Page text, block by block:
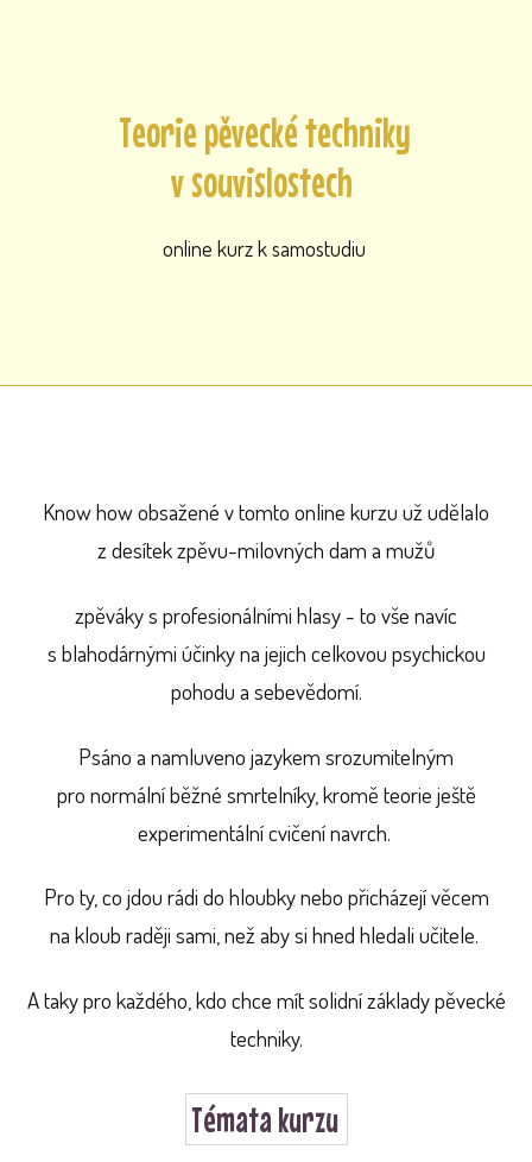
Teorie pěvecké techniky
v souvislostech
online kurz k samostudiu
Know how obsažené v tomto online kurzu už udělalo
z desítek zpěvu-milovných dam a mužů
zpěváky s profesionálními hlasy - to vše navíc
s blahodárnými účinky na jejich celkovou psychickou
pohodu a sebevědomí.
Psáno a namluveno jazykem srozumitelným
pro normální běžné smrtelníky, kromě teorie ještě
experimentální cvičení navrch.
Pro ty, co jdou rádi do hloubky nebo přicházejí věcem
na kloub raději sami, než aby si hned hledali učitele.
A taky pro každého, kdo chce mít solidní základy pěvecké
techniky.
Témata kurzu